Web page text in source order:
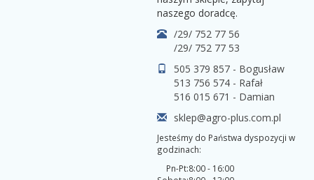
naszego doradcę.
/29/ 752 77 56
/29/ 752 77 53
505 379 857 - Bogusław
513 756 574 - Rafał
516 015 671 - Damian
sklep@agro-plus.com.pl
Jesteśmy do Państwa dyspozycji w
godzinach:
Pn-Pt:8:00 - 16:00